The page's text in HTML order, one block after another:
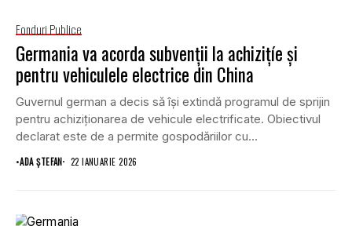
Fonduri Publice
Germania va acorda subvenții la achizițíe și
pentru vehiculele electrice din China
Guvernul german a decis să își extindă programul de sprijin
pentru achiziționarea de vehicule electrificate. Obiectivul
declarat este de a permite gospodăriilor cu...
•ADA ȘTEFAN 22 IANUARIE 2026